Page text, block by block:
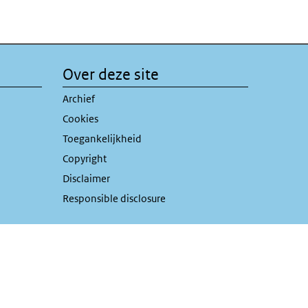
Over deze site
Archief
Cookies
Toegankelijkheid
Copyright
Disclaimer
Responsible disclosure